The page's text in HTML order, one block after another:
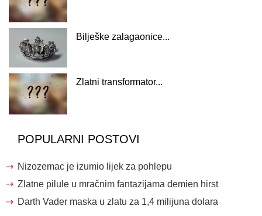
Bilješke zalagaonice...
Zlatni transformator...
POPULARNI POSTOVI
Nizozemac je izumio lijek za pohlepu
Zlatne pilule u mračnim fantazijama demien hirst
Darth Vader maska ​​u zlatu za 1,4 milijuna dolara